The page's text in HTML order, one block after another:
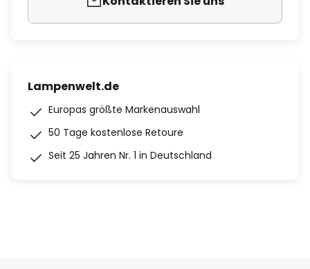
Lampenwelt.de
Europas größte Markenauswahl
50 Tage kostenlose Retoure
Seit 25 Jahren Nr. 1 in Deutschland